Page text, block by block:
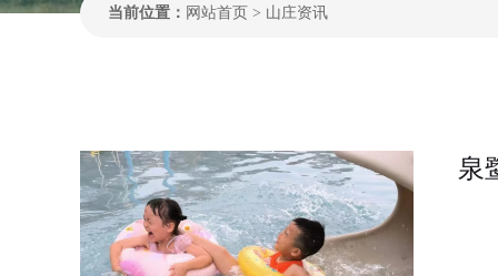
当前位置： 网站首页 > 山庄资讯
泉